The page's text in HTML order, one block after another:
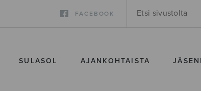
FACEBOOK
SULASOL AJANKOHTAISTA